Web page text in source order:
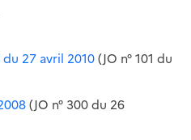
27 avril 2010(JO n° 101 du
(JO n° 300 du 26